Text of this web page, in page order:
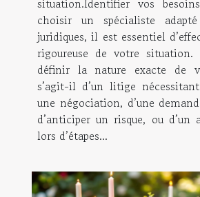
situation.Identifier vos
choisir un spécialiste
juridiques, il est essentiel
rigoureuse de votre situation.
définir la nature exacte de
s’agit-il d’un litige
une négociation, d’une
d’anticiper un risque, ou d’un
lors d’étapes...